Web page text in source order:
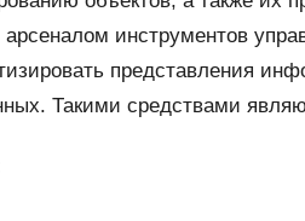
инструментов
представления
Такими средствами